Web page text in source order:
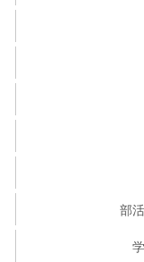
部